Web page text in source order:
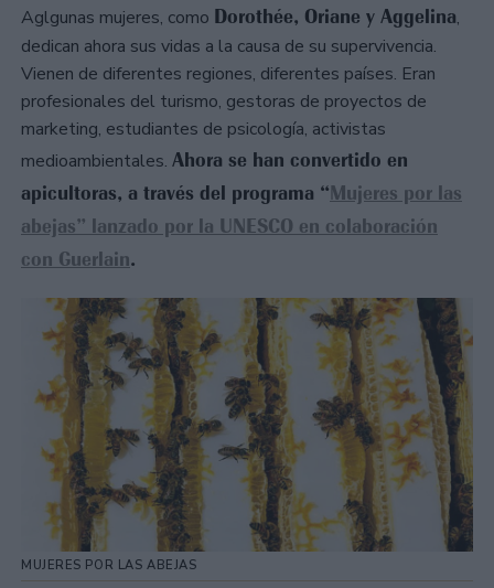
Aglgunas mujeres, como Dorothée, Oriane y Aggelina,
dedican ahora sus vidas a la causa de su supervivencia.
Vienen de diferentes regiones, diferentes países. Eran
profesionales del turismo, gestoras de proyectos de
marketing, estudiantes de psicología, activistas
medioambientales. Ahora se han convertido en
apicultoras, a través del programa “Mujeres por las
abejas” lanzado por la UNESCO en colaboración
con Guerlain.
MUJERES POR LAS ABEJAS